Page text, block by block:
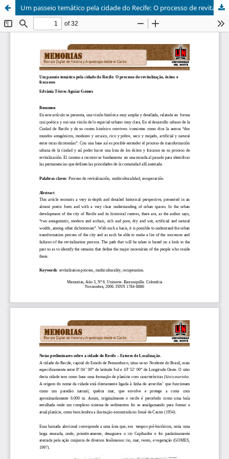
Um passeio temático pela cidade do Recife: O processo de revitalização, êxitos e fracassos